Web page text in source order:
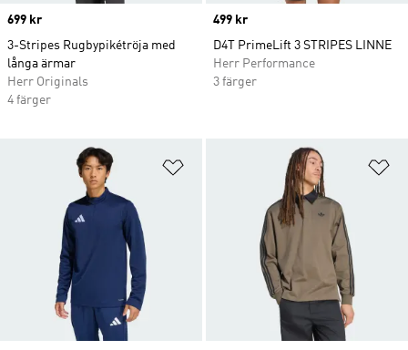
Price
699 kr
3-Stripes Rugbypikétröja med
långa ärmar
Herr Originals
4 färger
Price
499 kr
D4T PrimeLift 3 STRIPES LINNE
Herr Performance
3 färger
Lägg till på önskelistan